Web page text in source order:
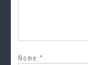
Nome*